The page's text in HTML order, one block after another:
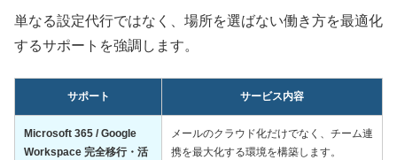
単なる設定代行ではなく、場所を選ばない働き方を最適化
するサポートを強調します。
サポート サービス内容
Microsoft 365 / Google
Workspace 完全移行・活
メールのクラウド化だけでなく、チーム連
携を最大化する環境を構築します。